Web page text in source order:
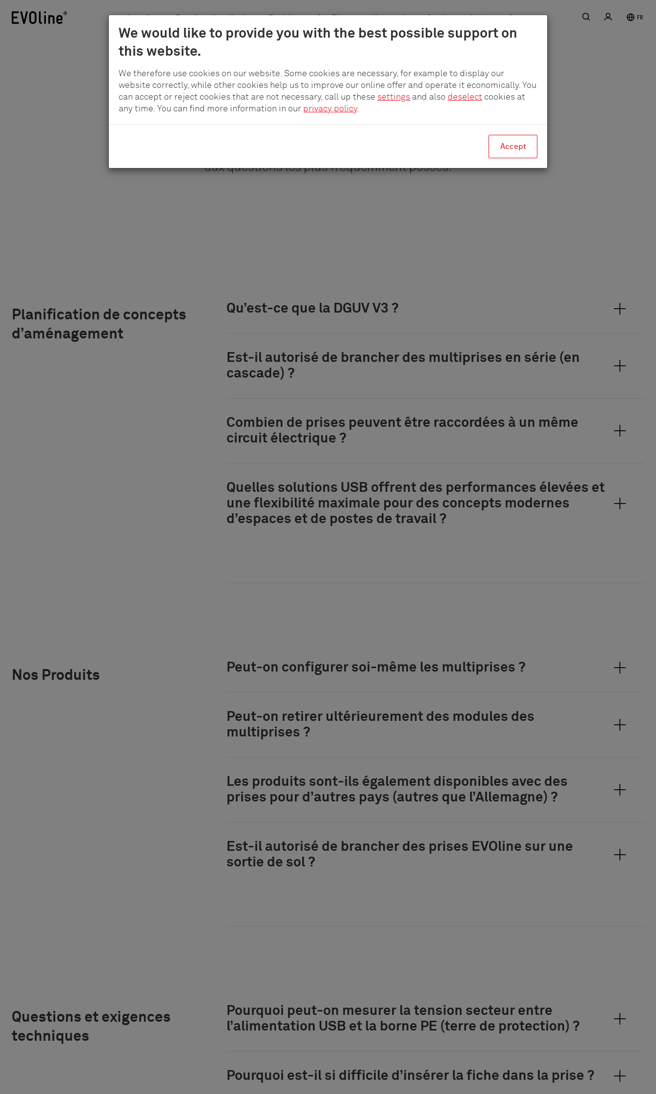
We would like to provide you with the best possible support on
this website.
We therefore use cookies on our website. Some cookies are necessary, for example to display our
website correctly, while other cookies help us to improve our online offer and operate it economically. You
can accept or reject cookies that are not necessary, call up these settings and also deselect cookies at
any time. You can find more information in our privacy policy.
Accept
Actualités Domaines d'application Produits pCon.Planner L'entreprise Carrière Service Contact RechercheS'inscrire
FR
Questions et réponses
aux questions les plus fréquemment posées.
Planification de concepts
d’aménagement
Qu’est-ce que la DGUV V3 ?
Est-il autorisé de brancher des multiprises en série (en
cascade) ?
Combien de prises peuvent être raccordées à un même
circuit électrique ?
Quelles solutions USB offrent des performances élevées et
une flexibilité maximale pour des concepts modernes
d’espaces et de postes de travail ?
Nos Produits
Peut-on configurer soi-même les multiprises ?
Peut-on retirer ultérieurement des modules des
multiprises ?
Les produits sont-ils également disponibles avec des
prises pour d’autres pays (autres que l’Allemagne) ?
Est-il autorisé de brancher des prises EVOline sur une
sortie de sol ?
Questions et exigences
techniques
Pourquoi peut-on mesurer la tension secteur entre
l’alimentation USB et la borne PE (terre de protection) ?
Pourquoi est-il si difficile d’insérer la fiche dans la prise ?